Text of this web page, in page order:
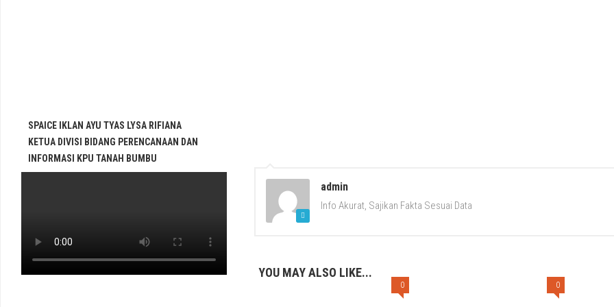
admin
Info Akurat, Sajikan Fakta Sesuai Data
YOU MAY ALSO LIKE...
0 0
SPAICE IKLAN AYU TYAS LYSA RIFIANA
KETUA DIVISI BIDANG PERENCANAAN DAN
INFORMASI KPU TANAH BUMBU